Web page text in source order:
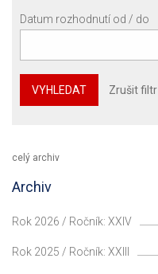
Datum rozhodnutí od / do
VYHLEDAT Zrušit filtr
celý archiv
Archiv
Rok 2026 / Ročník: XXIV
Rok 2025 / Ročník: XXIII